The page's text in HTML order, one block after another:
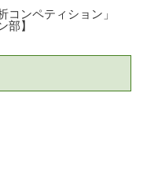
コンペティション」
】